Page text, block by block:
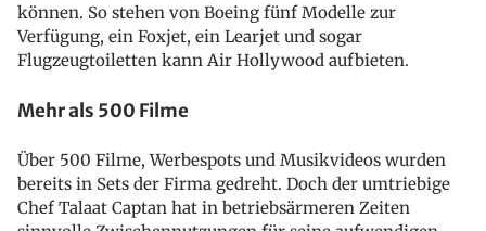
können. So stehen von Boeing fünf Modelle zur
Verfügung, ein Foxjet, ein Learjet und sogar
Flugzeugtoiletten kann Air Hollywood aufbieten.
Mehr als 500 Filme
Über 500 Filme, Werbespots und Musikvideos wurden
bereits in Sets der Firma gedreht. Doch der umtriebige
Chef Talaat Captan hat in betriebsärmeren Zeiten